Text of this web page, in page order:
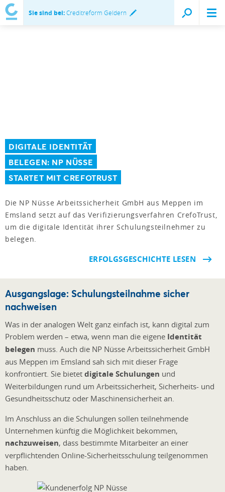
Sie sind bei:Creditreform Geldern
DIGITALE IDENTITÄT
BELEGEN: NP NÜSSE
STARTET MIT CREFOTRUST
Die NP Nüsse Arbeitssicherheit GmbH aus Meppen im
Emsland setzt auf das Verifizierungsverfahren CrefoTrust,
um die digitale Identität ihrer Schulungsteilnehmer zu
belegen.
ERFOLGSGESCHICHTE LESEN
Ausgangslage: Schulungsteilnahme sicher
nachweisen
Was in der analogen Welt ganz einfach ist, kann digital zum
Problem werden – etwa, wenn man die eigene Identität
belegen muss. Auch die NP Nüsse Arbeitssicherheit GmbH
aus Meppen im Emsland sah sich mit dieser Frage
konfrontiert. Sie bietet digitale Schulungen und
Weiterbildungen rund um Arbeitssicherheit, Sicherheits- und
Gesundheitsschutz oder Maschinensicherheit an.
Im Anschluss an die Schulungen sollen teilnehmende
Unternehmen künftig die Möglichkeit bekommen,
nachzuweisen, dass bestimmte Mitarbeiter an einer
verpflichtenden Online-Sicherheitsschulung teilgenommen
haben.